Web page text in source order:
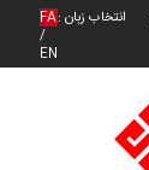
انتخاب زبان :FA
/
EN